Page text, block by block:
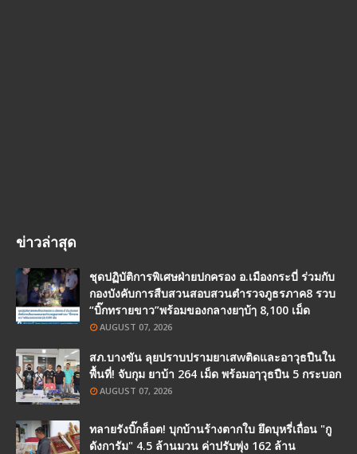
ข่าวล่าสุด
ชุดปฏิบัติการพิเศษฝ่ายปกครอง อ.เมืองกระบี่ ร่วมกับ
กองบังคับการสืบสวนสอบสวนตำรวจภูธรภาค8 รวบ
“บิ๊กทรายขาว”พร้อมของกลางยๅบ้ๅ 8,100 เม็ด
AUGUST 07, 2026
สภ.บางขัน ลุยปราบปรามยาเสwติดและอาวุธปืนใน
พื้นที่! จับกุม ยาบ้า 264 เม็ด พร้อมอๅวุธปืน 5 กระบอก
AUGUST 07, 2026
ทลายรังบิ๊กล็อต! บุกบ้านร้างตากใบ ยึดบุหรี่เถื่อน "กู
ดังการัม" 4.5 ล้านมวน ค่าปรับพุ่ง 162 ล้าน